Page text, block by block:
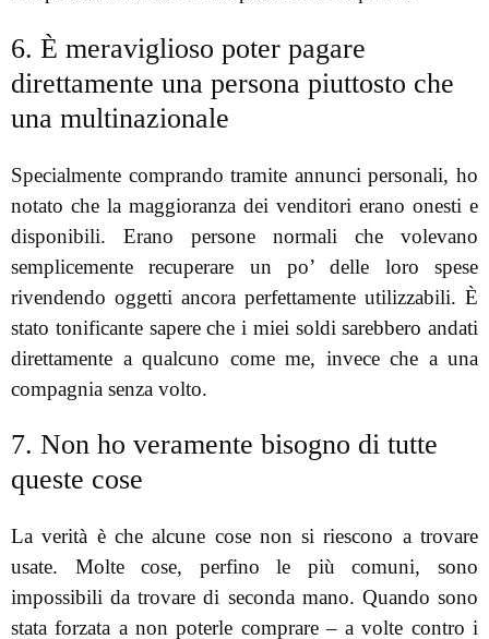
6. È meraviglioso poter pagare
direttamente una persona piuttosto che
una multinazionale
Specialmente comprando tramite annunci personali, ho
notato che la maggioranza dei venditori erano onesti e
disponibili. Erano persone normali che volevano
semplicemente recuperare un po’ delle loro spese
rivendendo oggetti ancora perfettamente utilizzabili. È
stato tonificante sapere che i miei soldi sarebbero andati
direttamente a qualcuno come me, invece che a una
compagnia senza volto.
7. Non ho veramente bisogno di tutte
queste cose
La verità è che alcune cose non si riescono a trovare
usate. Molte cose, perfino le più comuni, sono
impossibili da trovare di seconda mano. Quando sono
stata forzata a non poterle comprare – a volte contro i